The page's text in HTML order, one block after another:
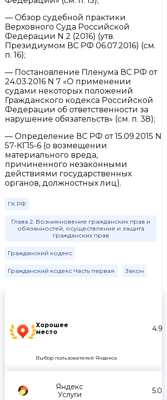
Хорошее
место
4.9
Выбор пользователей Яндекса
Яндекс
Услуги
5.0
— Обзор судебной практики
Верховного Суда Российской
Федерации N 2 (2016) (утв.
Президиумом ВС РФ 06.07.2016) (см.
п. 16);
— Постановление Пленума ВС РФ от
24.03.2016 N 7 «О применении
судами некоторых положений
Гражданского кодекса Российской
Федерации об ответственности за
нарушение обязательств» (см. п. 38);
— Определение ВС РФ от 15.09.2015 N
57-КГ15-6 (о возмещении
материального вреда,
причиненного незаконными
действиями государственных
органов, должностных лиц).
ГК РФ
Глава 2. Возникновение гражданских прав и
обязанностей, осуществление и защита
гражданских прав
Гражданский кодекс
Гражданский кодекс Часть первая Закон